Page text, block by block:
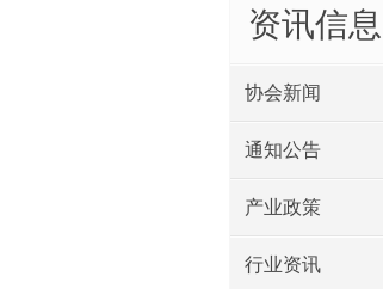
资讯信息
协会新闻
通知公告
产业政策
行业资讯